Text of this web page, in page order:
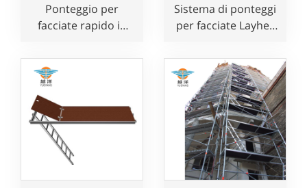
Ponteggio per
facciate rapido in
uso edile
Sistema di ponteggi
per facciate Layher
edile